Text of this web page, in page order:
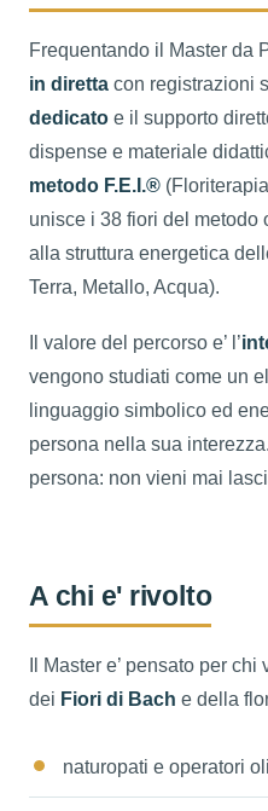
Frequentando il Master da
in diretta con registrazioni
dedicato e il supporto
dispense e materiale
metodo F.E.I.®
unisce i 38 fiori del metodo
alla struttura energetica
Terra, Metallo, Acqua).
Il valore del percorso e’ l’
vengono studiati come un
linguaggio simbolico ed
persona nella sua
persona: non vieni mai
A chi e' rivolto
Il Master e’ pensato per
dei Fiori di Bach e della
naturopati e operatori